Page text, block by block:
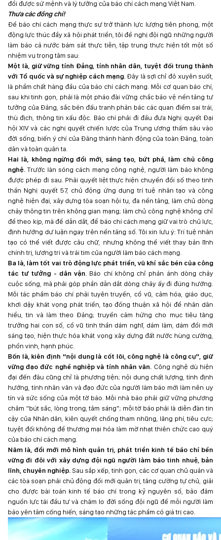
đổi được sứ mệnh và lý tưởng của báo chí cách mạng Việt Nam.
Thưa các đồng chí!
Để báo chí cách mạng thực sự trở thành lực lượng tiên phong, một
động lực thúc đẩy xã hội phát triển, tôi đề nghị đội ngũ những người
làm báo cả nước bám sát thực tiễn, tập trung thực hiện tốt một số
nhiệm vụ trọng tâm sau:
Một là, giữ vững tính Đảng, tính nhân dân, tuyệt đối trung thành
với Tổ quốc và sự nghiệp cách mạng. Đây là sợi chỉ đỏ xuyên suốt,
là phẩm chất hàng đầu của báo chí cách mạng. Mỗi cơ quan báo chí,
sau khi tinh gọn, phải là một pháo đài vững chắc bảo vệ nền tảng tư
tưởng của Đảng, sắc bén đấu tranh phản bác các quan điểm sai trái,
thù địch, thông tin xấu độc. Báo chí phải đi đầu đưa Nghị quyết Đại
hội XIV và các nghị quyết chiến lược của Trung ương thấm sâu vào
đời sống, biến ý chí của Đảng thành hành động của toàn Đảng, toàn
dân và toàn quân ta.
Hai là, không ngừng đổi mới, sáng tạo, bứt phá, làm chủ công
nghệ. Trước làn sóng cách mạng công nghệ, người làm báo không
được phép đi sau. Phải quyết liệt thực hiện chuyển đổi số theo tinh
thần Nghị quyết 57, chủ động ứng dụng trí tuệ nhân tạo và công
nghệ hiện đại, xây dựng tòa soạn hội tụ, đa nền tảng, làm chủ dòng
chảy thông tin trên không gian mạng; làm chủ công nghệ không chỉ
để theo kịp, mà để dẫn dắt, để báo chí cách mạng giữ vai trò chủ lực,
định hướng dư luận ngay trên nền tảng số. Tôi xin lưu ý: Trí tuệ nhân
tạo có thể viết được câu chữ, nhưng không thể viết thay bản lĩnh
chính trị, lương tri và trái tim của người làm báo cách mạng.
Ba là, làm tốt vai trò động lực phát triển, vũ khí sắc bén của công
tác tư tưởng - dân vận. Báo chí không chỉ phản ánh dòng chảy
cuộc sống, mà phải góp phần dẫn dắt dòng chảy ấy đi đúng hướng.
Mỗi tác phẩm báo chí phải tuyên truyền, cổ vũ, cảm hóa, giáo dục,
khơi dậy khát vọng phát triển, tạo đồng thuận xã hội để nhân dân
hiểu, tin và làm theo Đảng; truyền cảm hứng cho mục tiêu tăng
trưởng hai con số, cổ vũ tinh thần dám nghĩ, dám làm, dám đổi mới
sáng tạo, hiện thực hóa khát vọng xây dựng đất nước hùng cường,
phồn vinh, hạnh phúc.
Bốn là, kiên định “nội dung là cốt lõi, công nghệ là công cụ”, giữ
vững đạo đức nghề nghiệp và tính nhân văn. Công nghệ dù hiện
đại đến đâu cũng chỉ là phương tiện; nội dung chất lượng, tính định
hướng, tính nhân văn và đạo đức của người làm báo mới làm nên uy
tín và sức sống của một tờ báo. Mỗi nhà báo phải giữ vững phương
châm “bút sắc, lòng trong, tâm sáng”; mỗi tờ báo phải là diễn đàn tin
cậy của Nhân dân, kiên quyết chống tham nhũng, lãng phí, tiêu cực;
tuyệt đối không để thương mại hóa làm mờ nhạt thiên chức cao quý
của báo chí cách mạng.
Năm là, đổi mới mô hình quản trị, phát triển kinh tế báo chí bền
vững đi đôi với xây dựng đội ngũ người làm báo tinh nhuệ, bản
lĩnh, chuyên nghiệp. Sau sắp xếp, tinh gọn, các cơ quan chủ quản và
các tòa soạn phải chủ động đổi mới quản trị, tăng cường tự chủ, giải
cho được bài toán kinh tế báo chí trong kỷ nguyên số, bảo đảm
nguồn lực tái đầu tư và chăm lo đời sống đội ngũ để mỗi người làm
báo yên tâm cống hiến, sáng tạo những tác phẩm có giá trị cao.